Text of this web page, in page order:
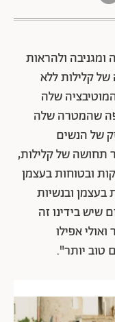
ולהראות
קלילות ללא
שלה
שהמטרה שלה
של הנשים
תחושה של קלילות,
ובטוחות בעצמן
ובנשיות
בידינו זה
אפילו
טוב יותר".